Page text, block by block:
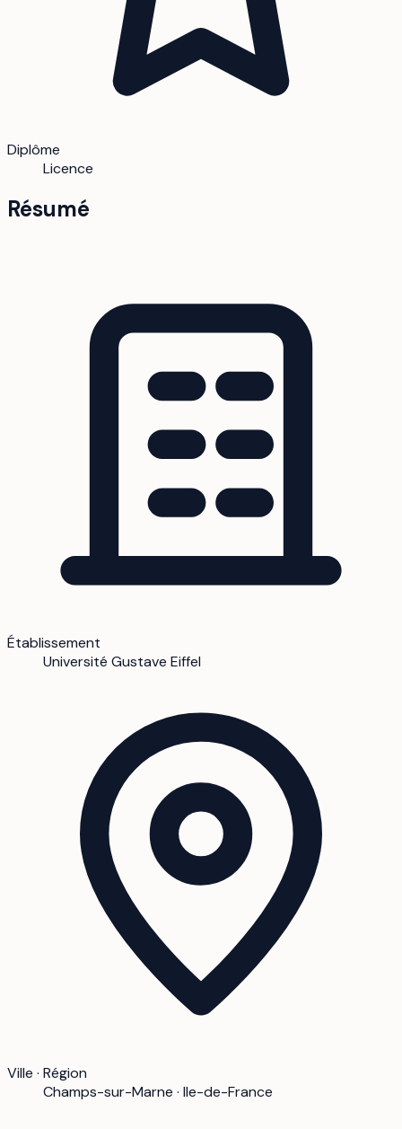
Diplôme
Licence
Résumé
Établissement
Université Gustave Eiffel
Ville · Région
Champs-sur-Marne · Ile-de-France